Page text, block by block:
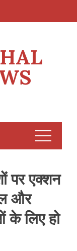
पर एक्शन
और
के लिए हो